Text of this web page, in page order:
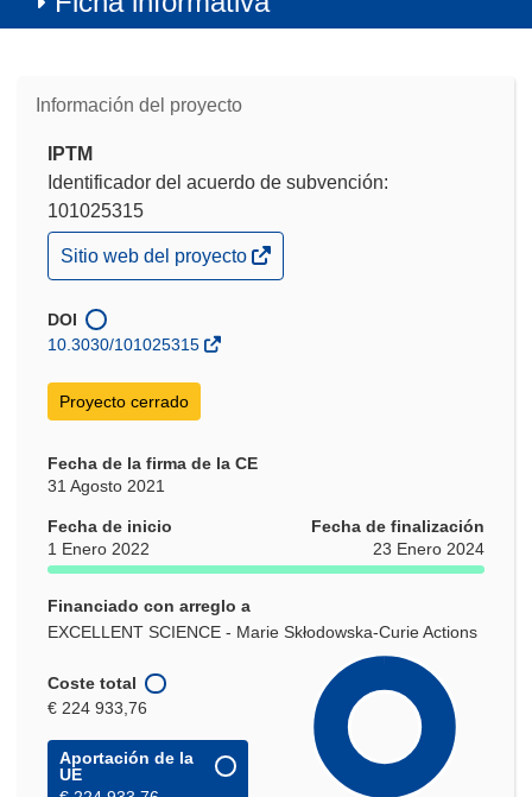
Información del proyecto
IPTM
Identificador del acuerdo de subvención:
101025315
(se
abrirá
una
nueva
Sitio web del proyecto
DOI
10.3030/101025315
Proyecto cerrado
Fecha de la firma de la CE
31 Agosto 2021
Fecha de inicio
1 Enero 2022
Fecha de finalización
23 Enero 2024
Financiado con arreglo a
EXCELLENT SCIENCE - Marie Skłodowska-Curie Actions
Coste total
€ 224 933,76
Aportación de la
UE